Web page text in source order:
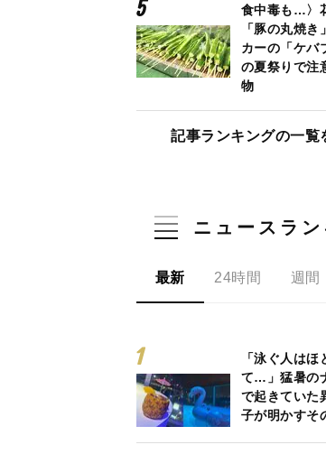
食中毒も…〉
「豚の丸焼
カーの「ケ
の夏祭りで注
物
記事ランキングの一覧
ニュースラ
最新 24時間 週間
「泳ぐ人はほ
て…」猛暑の
で起きてい
子が明かすそ